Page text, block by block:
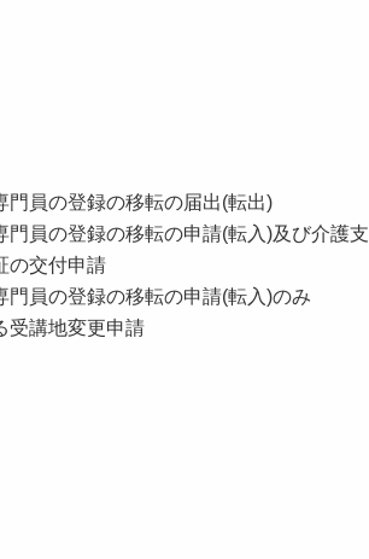
門員の登録の移転の届出(転出)
門員の登録の移転の申請(転入)及び介護支
の交付申請
門員の登録の移転の申請(転入)のみ
受講地変更申請